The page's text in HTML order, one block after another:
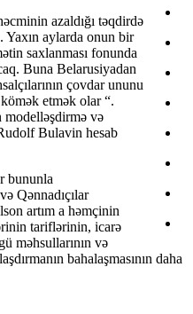
azaldığı təqdirdə
Yaxın aylarda onun bir
saxlanması fonunda
Buna Belarusiyadan
çovdar ununu
etmək olar “.
və
Bulavin hesab
bununla
Qənnadıçılar
artım a həmçinin
tariflərinin, icarə
məhsullarının və
bahalaşmasının daha